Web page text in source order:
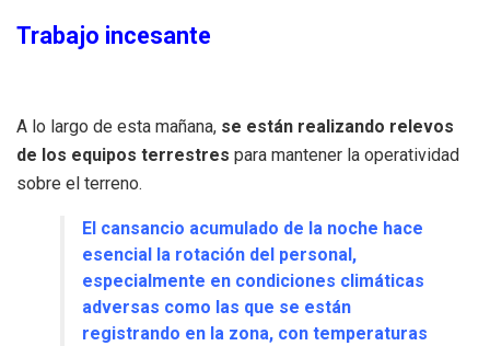
Trabajo incesante
A lo largo de esta mañana, se están realizando relevos
de los equipos terrestres para mantener la operatividad
sobre el terreno.
El cansancio acumulado de la noche hace
esencial la rotación del personal,
especialmente en condiciones climáticas
adversas como las que se están
registrando en la zona, con temperaturas